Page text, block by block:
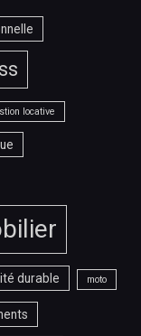
locative
durable moto